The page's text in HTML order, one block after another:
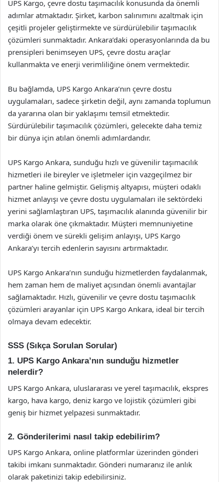
UPS Kargo, çevre dostu taşımacılık konusunda da önemli
adımlar atmaktadır. Şirket, karbon salınımını azaltmak için
çeşitli projeler geliştirmekte ve sürdürülebilir taşımacılık
çözümleri sunmaktadır. Ankara’daki operasyonlarında da bu
prensipleri benimseyen UPS, çevre dostu araçlar
kullanmakta ve enerji verimliliğine önem vermektedir.
Bu bağlamda, UPS Kargo Ankara’nın çevre dostu
uygulamaları, sadece şirketin değil, aynı zamanda toplumun
da yararına olan bir yaklaşımı temsil etmektedir.
Sürdürülebilir taşımacılık çözümleri, gelecekte daha temiz
bir dünya için atılan önemli adımlardandır.
UPS Kargo Ankara, sunduğu hızlı ve güvenilir taşımacılık
hizmetleri ile bireyler ve işletmeler için vazgeçilmez bir
partner haline gelmiştir. Gelişmiş altyapısı, müşteri odaklı
hizmet anlayışı ve çevre dostu uygulamaları ile sektördeki
yerini sağlamlaştıran UPS, taşımacılık alanında güvenilir bir
marka olarak öne çıkmaktadır. Müşteri memnuniyetine
verdiği önem ve sürekli gelişim anlayışı, UPS Kargo
Ankara’yı tercih edenlerin sayısını artırmaktadır.
UPS Kargo Ankara’nın sunduğu hizmetlerden faydalanmak,
hem zaman hem de maliyet açısından önemli avantajlar
sağlamaktadır. Hızlı, güvenilir ve çevre dostu taşımacılık
çözümleri arayanlar için UPS Kargo Ankara, ideal bir tercih
olmaya devam edecektir.
SSS (Sıkça Sorulan Sorular)
1. UPS Kargo Ankara’nın sunduğu hizmetler
nelerdir?
UPS Kargo Ankara, uluslararası ve yerel taşımacılık, ekspres
kargo, hava kargo, deniz kargo ve lojistik çözümleri gibi
geniş bir hizmet yelpazesi sunmaktadır.
2. Gönderilerimi nasıl takip edebilirim?
UPS Kargo Ankara, online platformlar üzerinden gönderi
takibi imkanı sunmaktadır. Gönderi numaranız ile anlık
olarak paketinizi takip edebilirsiniz.